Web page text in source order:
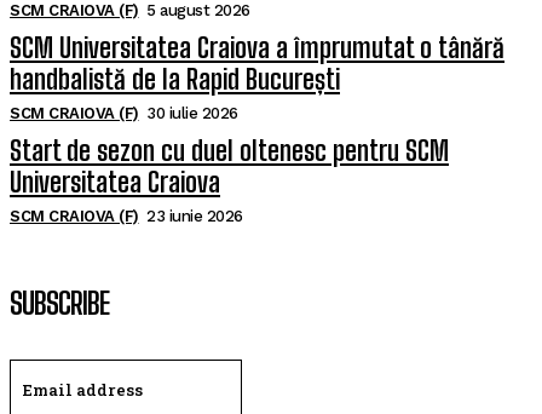
SCM CRAIOVA (F) 5 august 2026
SCM Universitatea Craiova a împrumutat o tânără
handbalistă de la Rapid București
SCM CRAIOVA (F) 30 iulie 2026
Start de sezon cu duel oltenesc pentru SCM
Universitatea Craiova
SCM CRAIOVA (F) 23 iunie 2026
SUBSCRIBE